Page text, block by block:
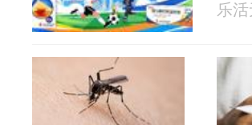
乐